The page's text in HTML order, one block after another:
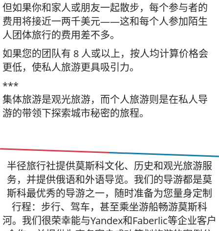
但如果你和家人或朋友一起散步，每个参与者的
费用将接近一两千美元——这和每个人参加陌生
人团体旅行的费用差不多。
如果您的团队有 8 人或以上，按人均计算价格会
更低，使私人旅游更具吸引力。
***
集体旅游是观光旅游，而个人旅游则是在私人导
游的带领下探索城市秘密的旅程。
半径旅行社提供莫斯科文化、历史和观光旅游服
务，并提供俄语和外语导览。我们的导游都是莫
斯科最优秀的导游之一，随时准备为您量身定制
行程：步行、驾车，甚至乘坐游船畅游莫斯科
河。我们很荣幸能与Yandex和Faberlic等企业客户